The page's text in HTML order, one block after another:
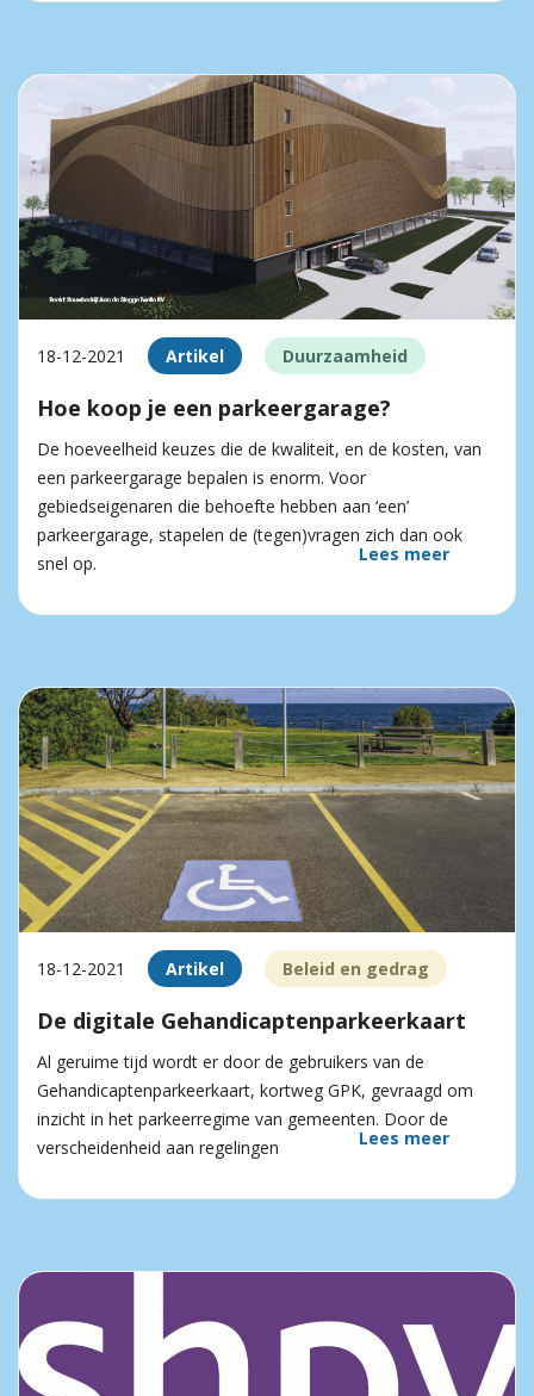
18-12-2021 Artikel Duurzaamheid
Hoe koop je een parkeergarage?
De hoeveelheid keuzes die de kwaliteit, en de kosten, van
een parkeergarage bepalen is enorm. Voor
gebiedseigenaren die behoefte hebben aan ‘een’
parkeergarage, stapelen de (tegen)vragen zich dan ook
snel op.
Lees meer
18-12-2021 Artikel Beleid en gedrag
De digitale Gehandicaptenparkeerkaart
Al geruime tijd wordt er door de gebruikers van de
Gehandicaptenparkeerkaart, kortweg GPK, gevraagd om
inzicht in het parkeerregime van gemeenten. Door de
verscheidenheid aan regelingen
Lees meer